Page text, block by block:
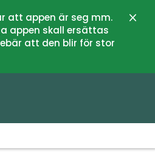
att appen är seg mm.
appen skall ersättas
att den blir för stor